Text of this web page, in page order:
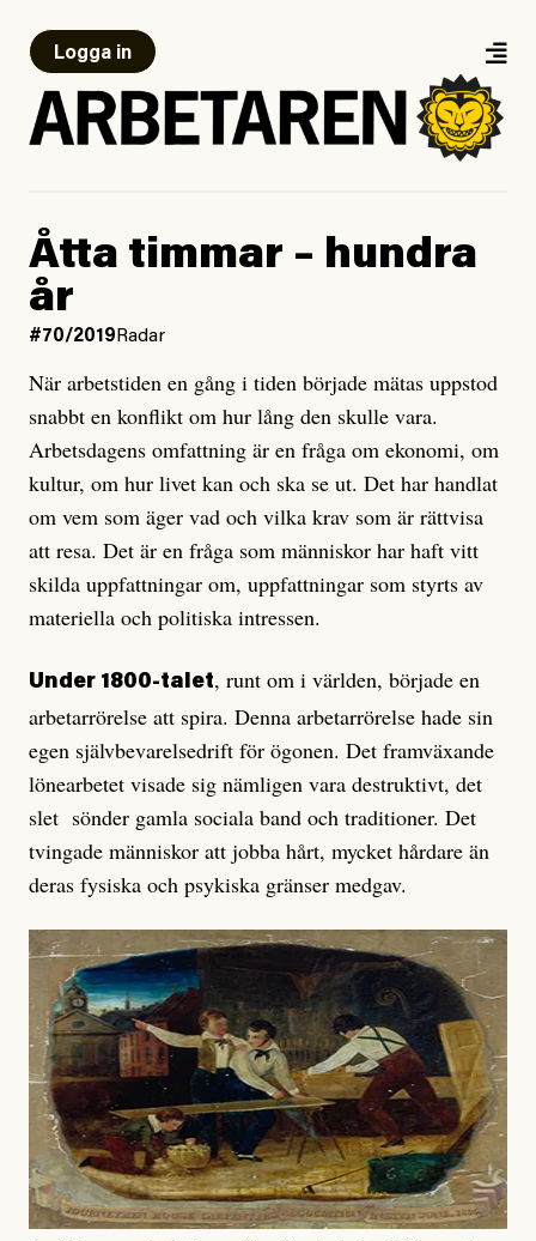
Logga in
Åtta timmar – hundra
år
#70/2019Radar
När arbetstiden en gång i tiden började mätas uppstod
snabbt en konflikt om hur lång den skulle vara.
Arbetsdagens omfattning är en fråga om ekonomi, om
kultur, om hur livet kan och ska se ut. Det har handlat
om vem som äger vad och vilka krav som är rättvisa
att resa. Det är en fråga som människor har haft vitt
skilda uppfattningar om, uppfattningar som styrts av
materiella och politiska intressen.
Under 1800-talet, runt om i världen, började en
arbetarrörelse att spira. Denna arbetarrörelse hade sin
egen självbevarelsedrift för ögonen. Det framväxande
lönearbetet visade sig nämligen vara destruktivt, det
slet sönder gamla sociala band och traditioner. Det
tvingade människor att jobba hårt, mycket hårdare än
deras fysiska och psykiska gränser medgav.